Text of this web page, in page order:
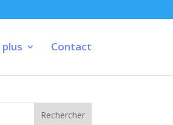
plus Contact
Rechercher